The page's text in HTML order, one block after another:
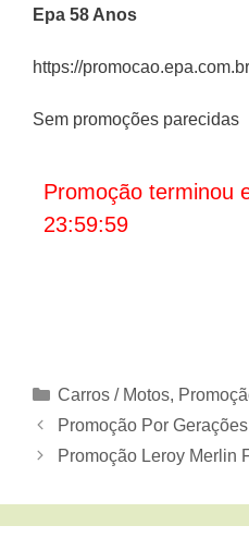
Epa 58 Anos
https://
Sem promoções parecidas
Promoção terminou
23:59:59
Categorias
Carros / Motos,
Promoção Por
Promoção Leroy Merlin